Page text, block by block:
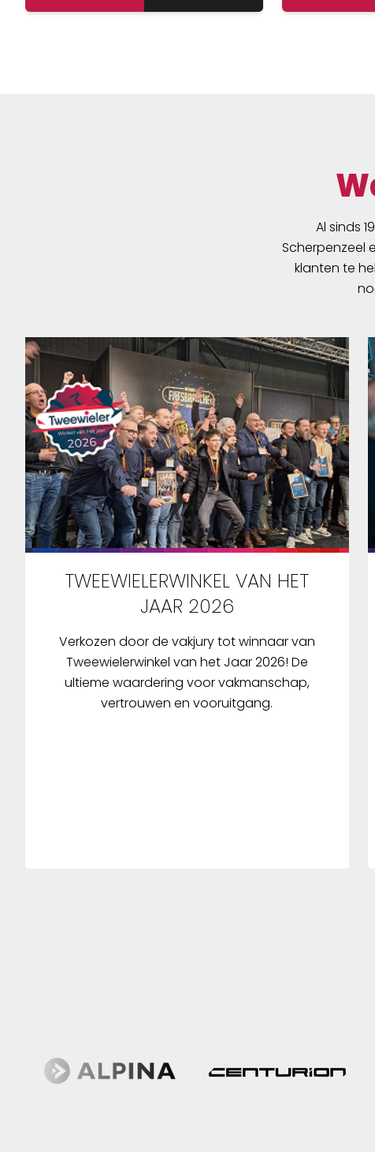
Al sinds
Scherpenzeel
klanten te
TWEEWIELERWINKEL VAN HET
JAAR 2026
Verkozen door de vakjury tot winnaar van
Tweewielerwinkel van het Jaar 2026! De
ultieme waardering voor vakmanschap,
vertrouwen en vooruitgang.